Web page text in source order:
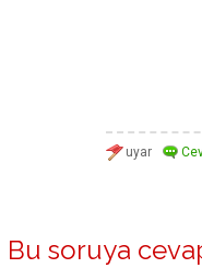
Bu soruya